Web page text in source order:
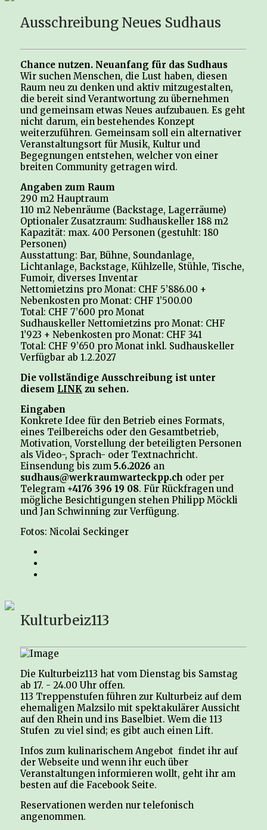
Ausschreibung Neues Sudhaus
Chance nutzen. Neuanfang für das Sudhaus
Wir suchen Menschen, die Lust haben, diesen
Raum neu zu denken und aktiv mitzugestalten,
die bereit sind Verantwortung zu übernehmen
und gemeinsam etwas Neues aufzubauen. Es geht
nicht darum, ein bestehendes Konzept
weiterzuführen. Gemeinsam soll ein alternativer
Veranstaltungsort für Musik, Kultur und
Begegnungen entstehen, welcher von einer
breiten Community getragen wird.
Angaben zum Raum
290 m2 Hauptraum
110 m2 Nebenräume (Backstage, Lagerräume)
Optionaler Zusatzraum: Sudhauskeller 188 m2
Kapazität: max. 400 Personen (gestuhlt: 180
Personen)
Ausstattung: Bar, Bühne, Soundanlage,
Lichtanlage, Backstage, Kühlzelle, Stühle, Tische,
Fumoir, diverses Inventar
Nettomietzins pro Monat: CHF 5’886.00 +
Nebenkosten pro Monat: CHF 1’500.00
Total: CHF 7’600 pro Monat
Sudhauskeller Nettomietzins pro Monat: CHF
1’923 + Nebenkosten pro Monat: CHF 341
Total: CHF 9’650 pro Monat inkl. Sudhauskeller
Verfügbar ab 1.2.2027
Die vollständige Ausschreibung ist unter
diesem LINKzu sehen.
Eingaben
Konkrete Idee für den Betrieb eines Formats,
eines Teilbereichs oder den Gesamtbetrieb,
Motivation, Vorstellung der beteiligten Personen
als Video-, Sprach- oder Textnachricht.
Einsendung bis zum 5.6.2026 an
sudhaus@werkraumwarteckpp.ch oder per
Telegram +4176 396 19 08. Für Rückfragen und
mögliche Besichtigungen stehen Philipp Möckli
und Jan Schwinning zur Verfügung.
Fotos: Nicolai Seckinger
Kulturbeiz113
Die Kulturbeiz113 hat vom Dienstag bis Samstag
ab 17. - 24.00 Uhr offen.
113 Treppenstufen führen zur Kulturbeiz auf dem
ehemaligen Malzsilo mit spektakulärer Aussicht
auf den Rhein und ins Baselbiet. Wem die 113
Stufen zu viel sind; es gibt auch einen Lift.
Infos zum kulinarischem Angebot findet ihr auf
der Webseite und wenn ihr euch über
Veranstaltungen informieren wollt, geht ihr am
besten auf die Facebook Seite.
Reservationen werden nur telefonisch
angenommen.